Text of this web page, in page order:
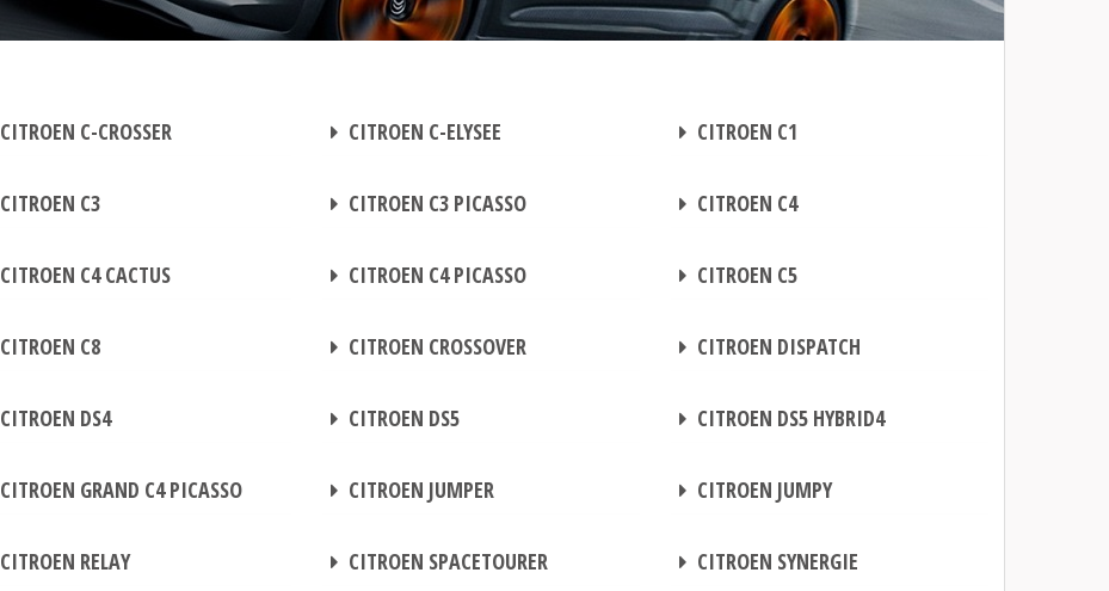
CITROEN C-CROSSER CITROEN C-ELYSEE CITROEN C1
CITROEN C3 CITROEN C3 PICASSO CITROEN C4
CITROEN C4 CACTUS CITROEN C4 PICASSO CITROEN C5
CITROEN C8 CITROEN CROSSOVER CITROEN DISPATCH
CITROEN DS4 CITROEN DS5 CITROEN DS5 HYBRID4
CITROEN GRAND C4 PICASSO CITROEN JUMPER CITROEN JUMPY
CITROEN RELAY CITROEN SPACETOURER CITROEN SYNERGIE